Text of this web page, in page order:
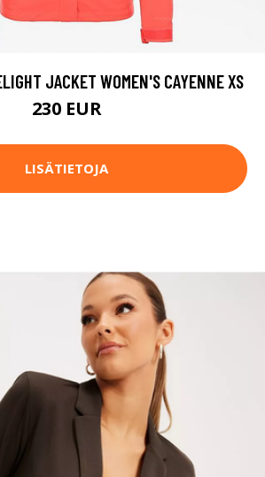
JACKET WOMEN'S CAYENNE XS
230 EUR
LISÄTIETOJA